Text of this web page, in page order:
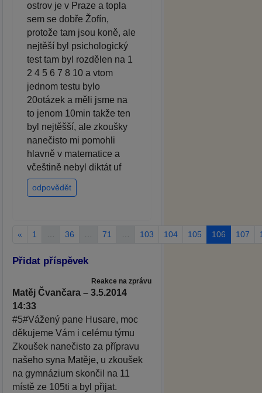
ostrov je v Praze a topla
sem se dobře Žofín,
protože tam jsou koně, ale
nejtěší byl psichologický
test tam byl rozdělen na 1
2 4 5 6 7 8 10 a vtom
jednom testu bylo
20otázek a měli jsme na
to jenom 10min takže ten
byl nejtěšší, ale zkoušky
nanečisto mi pomohli
hlavně v matematice a
včeštině nebyl diktát uf
odpovědět
« 1 … 36 … 71 … 103 104 105 106 107
Přidat příspěvek
Reakce na zprávu
Matěj Čvančara – 3.5.2014
14:33
#5#Vážený pane Husare, moc
děkujeme Vám i celému týmu
Zkoušek nanečisto za přípravu
našeho syna Matěje, u zkoušek
na gymnázium skončil na 11
místě ze 105ti a byl přijat.